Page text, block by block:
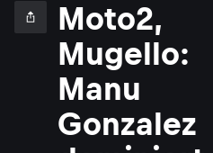
Moto2,
Mugello:
Manu
Gonzalez